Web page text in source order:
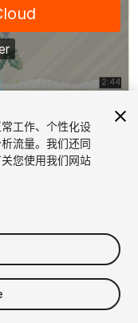
工作、个性化设
流量。我们还同
您使用我们网站